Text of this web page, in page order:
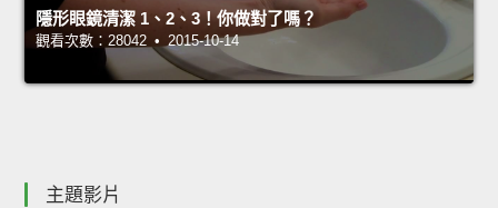
隱形眼鏡清潔 1、2、3！你做對了嗎？
觀看次數：28042 • 2015-10-14
主題影片